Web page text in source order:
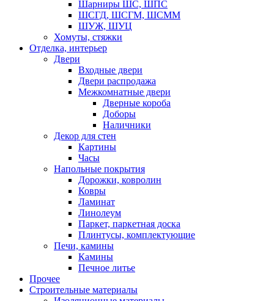
Шарниры ШС, ШПС
ШСГД, ШСГМ, ШСММ
ШУЖ, ШУЦ
Хомуты, стяжки
Отделка, интерьер
Двери
Входные двери
Двери распродажа
Межкомнатные двери
Дверные короба
Доборы
Наличники
Декор для стен
Картины
Часы
Напольные покрытия
Дорожки, ковролин
Ковры
Ламинат
Линолеум
Паркет, паркетная доска
Плинтусы, комплектующие
Печи, камины
Камины
Печное литье
Прочее
Строительные материалы